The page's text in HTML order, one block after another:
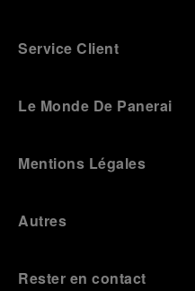
Service Client
Le Monde De Panerai
Mentions Légales
Autres
Rester en contact